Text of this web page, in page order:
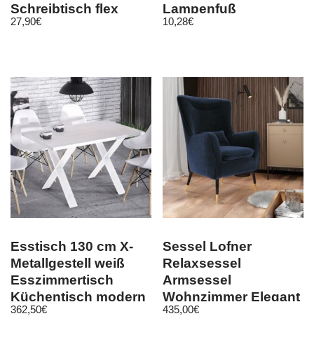
Schreibtisch flex
schwarz 5W GU10
27,90€
Lampenfuß
10,28€
Esstisch 130 cm X-
Metallgestell weiß
Esszimmertisch
Küchentisch modern
design
362,50€
Sessel Lofner
Relaxsessel
Armsessel
Wohnzimmer Elegant
Polstersessel
435,00€